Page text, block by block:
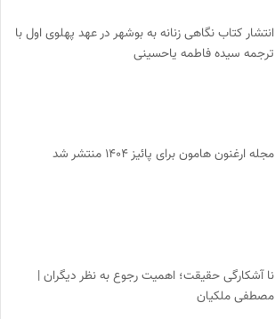
انتشار کتاب نگاهی زنانه به بوشهر در عهد پهلوی اول با
ترجمه سیده فاطمه یاحسینی
مجله ارغنون هامون برای پائیز ۱۴۰۴ منتشر شد
نا آشکارگی حقیقت؛ اهمیت رجوع به نظر دیگران |
مصطفی ملکیان